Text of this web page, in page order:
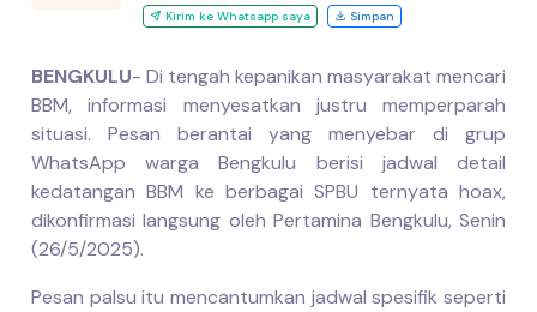
Kirim ke Whatsapp saya Simpan
BENGKULU- Di tengah kepanikan masyarakat mencari
BBM, informasi menyesatkan justru memperparah
situasi. Pesan berantai yang menyebar di grup
WhatsApp warga Bengkulu berisi jadwal detail
kedatangan BBM ke berbagai SPBU ternyata hoax,
dikonfirmasi langsung oleh Pertamina Bengkulu, Senin
(26/5/2025).
Pesan palsu itu mencantumkan jadwal spesifik seperti